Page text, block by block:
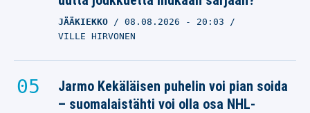
JÄÄKIEKKO 08.08.2026 - 20:03
VILLE HIRVONEN
Jarmo Kekäläisen puhelin voi pian soida
– suomalaistähti voi olla osa NHL-